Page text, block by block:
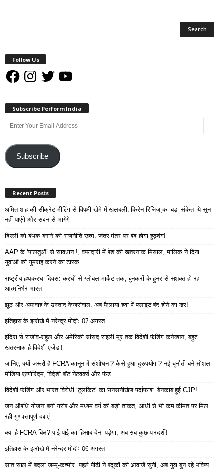
Follow Us
FacebookInstagram
Twitter YouTube
Subscribe Perform India
Enter
Your
Email
AddressSubscribe
Recent Posts
अमित शाह की सीक्रेट मीटिंग से विपक्षी खेमे में खलबली, किरेन रिजिजू का बड़ा संकेत- ये सुन
नहीं पाएंगे और सदन से भागेंगे
दिल्ली को बंधक बनाने की राजनीति खत्म: जंतर-मंतर पर बंद होगा हुड़दंग!
AAP के ‘पालतुओं’ से सावधान !, वफादारी में पेश की खतरनाक मिसाल, मालिक ने दिया
युवाओं को गुमराह करने का टास्क
राष्ट्रीय हथकरघा दिवस: करघों से ग्लोबल मार्केट तक, बुनकरों के हुनर से सशक्त हो रहा
आत्मनिर्भर भारत
झूठ और अफवाह के उस्ताद केजरीवाल: अब फैलाया हवा में फ्लाइट बंद होने का डर!
इतिहास के झरोखे में नरेन्द्र मोदीः 07 अगस्त
इंदिरा से राजीव-राहुल और अमेरिकी सांसद राइली मूर तक विदेशी फंडिंग कनेक्शन, बहुत
खतरनाक है विदेशी एजेंडा!
जानिए, क्यों जरूरी है FCRA कानून में संशोधन ? कैसे हुआ दुरुपयोग ? नई चुनौती बने सोशल
मीडिया एल्गोरिदम, विदेशी बॉट नेटवर्क्स और फंड
विदेशी फंडिंग और भारत विरोधी ‘टूलकिट’ का सनसनीखेज पर्दाफाश: बेनकाब हुई CJP!
जन औषधि योजना बनी गरीब और मध्यम वर्ग की बड़ी ताकत, आधी से भी कम कीमत पर मिल
रही गुणवत्तापूर्ण दवाएं
क्या है FCRA बिल? पाई-पाई का हिसाब देना पड़ेगा, अब सब कुछ पारदर्शी!
इतिहास के झरोखे में नरेन्द्र मोदीः 06 अगस्त
सात साल में बदला जम्मू-कश्मीर: पहले पीढ़ी ने बंदूकों की आवाजें सुनी, अब युवा बुन रहे भविष्य